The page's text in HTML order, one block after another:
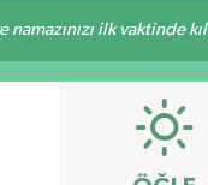
ilk vaktinde